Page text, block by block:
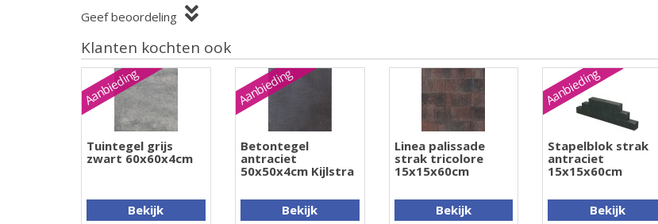
Geef beoordeling
Klanten kochten ook
Aanbieding
Tuintegel grijs
zwart 60x60x4cm
Bekijk
Aanbieding
Betontegel
antraciet
50x50x4cm Kijlstra
Bekijk
Linea palissade
strak tricolore
15x15x60cm
Bekijk
Aanbieding
Stapelblok strak
antraciet
15x15x60cm
Bekijk